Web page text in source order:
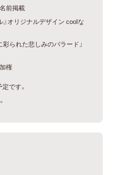
前掲載
』オリジナルデザイン coolな
られた悲しみのバラード」
権
です。